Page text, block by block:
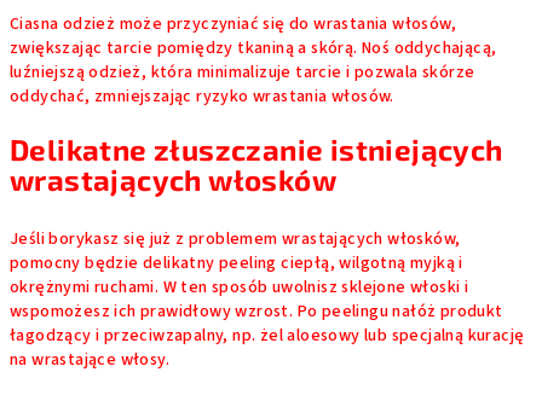
Ciasna odzież może przyczyniać się do wrastania włosów,
zwiększając tarcie pomiędzy tkaniną a skórą. Noś oddychającą,
luźniejszą odzież, która minimalizuje tarcie i pozwala skórze
oddychać, zmniejszając ryzyko wrastania włosów.
Delikatne złuszczanie istniejących
wrastających włosków
Jeśli borykasz się już z problemem wrastających włosków,
pomocny będzie delikatny peeling ciepłą, wilgotną myjką i
okrężnymi ruchami. W ten sposób uwolnisz sklejone włoski i
wspomożesz ich prawidłowy wzrost. Po peelingu nałóż produkt
łagodzący i przeciwzapalny, np. żel aloesowy lub specjalną kurację
na wrastające włosy.